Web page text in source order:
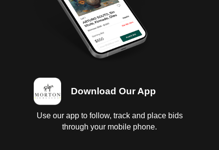
Download Our App
Use our app to follow, track and place bids
through your mobile phone.